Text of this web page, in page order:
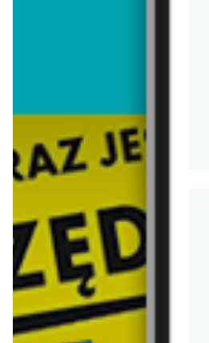
Trafiłeś na
Zobacz aktualne
od dziś
Netto